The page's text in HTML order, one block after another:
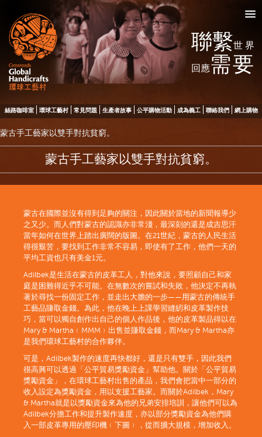
聯繫世界
回應需要
絲路咖啡室 環球工藝村 常見問題 生產者故事 公平購物活動 成為義工 聯絡我們 網上購物
蒙古手工藝家以雙手對抗貧窮。
蒙古手工藝家以雙手對抗貧窮。
蒙古在國際並沒有得到足夠的關注，因此關於當地的新聞報導少
之又少。而人們對蒙古的認識亦非常淺，最深刻的還是成吉思汗
當年如何在世界上踏出廣闊的版圖。在21世紀，蒙古的人民生活
得很艱苦，要找到工作非常不容易，即使有了工作，他們一天的
平均工資也只有美金1元。
Adilbek是生活在蒙古的皮革工人，對他來說，要照顧自己和家
庭是困難得近乎不可能。在無數次的嘗試和失敗，他決定不再執
著於尋找一份固定工作，並走出大膽的一步——用蒙古的傳統手
工藝品賺取金錢。為此，他在晚上上課學習縫紉和皮革製作技
巧，當可以獨自創作出自己的個人作品後，他的皮革製品得以在
Mary & Martha﹙MMM﹚出售並賺取金錢，而Mary & Martha亦
是我們環球工藝村的合作夥伴。
可是，Adilbek製作的速度再快都好，還是只有雙手，因此我們
很高興可以透過「公平貿易獎勵資金」幫助他。關於「公平貿易
獎勵資金」，在環球工藝村出售的產品，我們會把當中一部分的
收入設定為獎勵資金，用以支援工藝家。而關於Adilbek，Mary
& Martha就是以獎勵資金來為他的兄弟安排培訓，讓他們可以為
Adilbek分擔工作和提升製作速度，亦以部分獎勵資金為他們購
入一部皮革專用的壓印機﹙下圖﹚，從而擴大規模，增加收入。